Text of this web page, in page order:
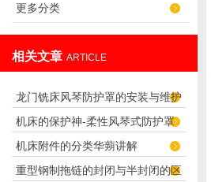
更多分类
相关文章 ARTICLE
龙门铣床风琴防护罩的安装与维护
技巧
机床的保护神-柔性风琴式防护罩
（皮老虎）
机床附件的分类华蒴讲解
重型钢制拖链的封闭与半封闭的区